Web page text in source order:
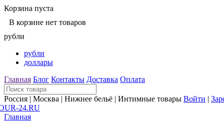
Корзина пуста
В корзине нет товаров
рубли
рубли
доллары
Главная Блог Контакты Доставка Оплата
Россия | Москва | Нижнее бельё | Интимные товары Войти |
Главная